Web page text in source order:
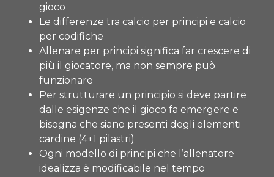
gioco
Le differenze tra calcio per principi e calcio
per codifiche
Allenare per principi significa far crescere di
più il giocatore, ma non sempre può
funzionare
Per strutturare un principio si deve partire
dalle esigenze che il gioco fa emergere e
bisogna che siano presenti degli elementi
cardine (4+1 pilastri)
Ogni modello di principi che l’allenatore
idealizza è modificabile nel tempo